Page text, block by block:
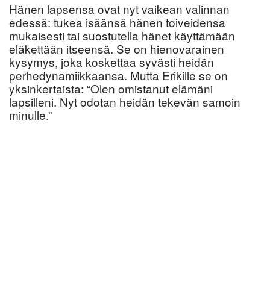
Hänen lapsensa ovat nyt vaikean valinnan
edessä: tukea isäänsä hänen toiveidensa
mukaisesti tai suostutella hänet käyttämään
eläkettään itseensä. Se on hienovarainen
kysymys, joka koskettaa syvästi heidän
perhedynamiikkaansa. Mutta Erikille se on
yksinkertaista: “Olen omistanut elämäni
lapsilleni. Nyt odotan heidän tekevän samoin
minulle.”